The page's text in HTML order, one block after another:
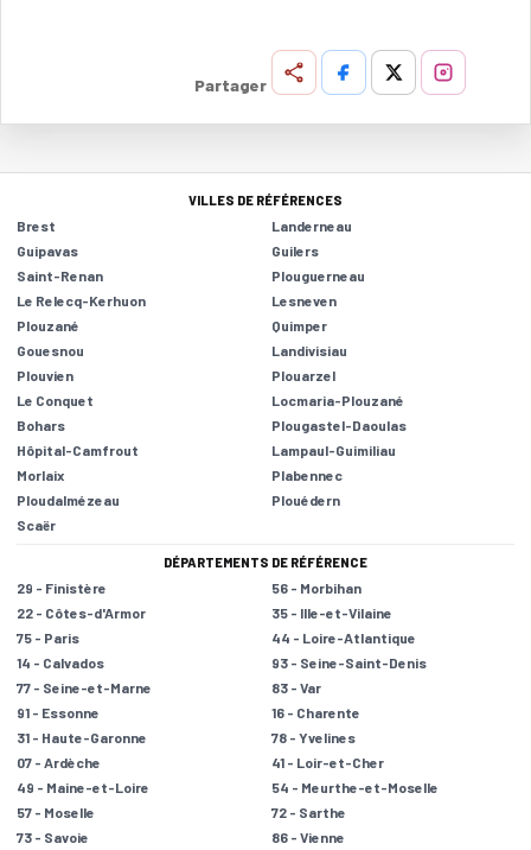
Partager
VILLES DE RÉFÉRENCES
Brest
Landerneau
Guipavas
Guilers
Saint-Renan
Plouguerneau
Le Relecq-Kerhuon
Lesneven
Plouzané
Quimper
Gouesnou
Landivisiau
Plouvien
Plouarzel
Le Conquet
Locmaria-Plouzané
Bohars
Plougastel-Daoulas
Hôpital-Camfrout
Lampaul-Guimiliau
Morlaix
Plabennec
Ploudalmézeau
Plouédern
Scaër
DÉPARTEMENTS DE RÉFÉRENCE
29 - Finistère
56 - Morbihan
22 - Côtes-d'Armor
35 - Ille-et-Vilaine
75 - Paris
44 - Loire-Atlantique
14 - Calvados
93 - Seine-Saint-Denis
77 - Seine-et-Marne
83 - Var
91 - Essonne
16 - Charente
31 - Haute-Garonne
78 - Yvelines
07 - Ardèche
41 - Loir-et-Cher
49 - Maine-et-Loire
54 - Meurthe-et-Moselle
57 - Moselle
72 - Sarthe
73 - Savoie
86 - Vienne